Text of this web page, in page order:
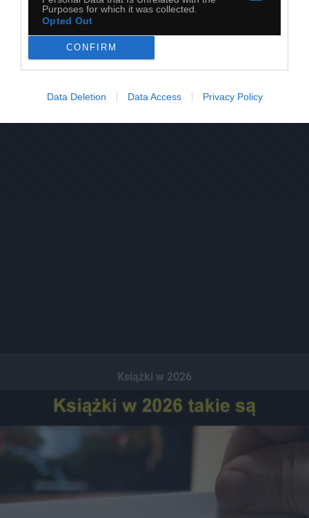
Purposes for which it was collected.
Opted Out
CONFIRM
Data Deletion Data Access Privacy Policy
Kopiuj link
Książki w 2026